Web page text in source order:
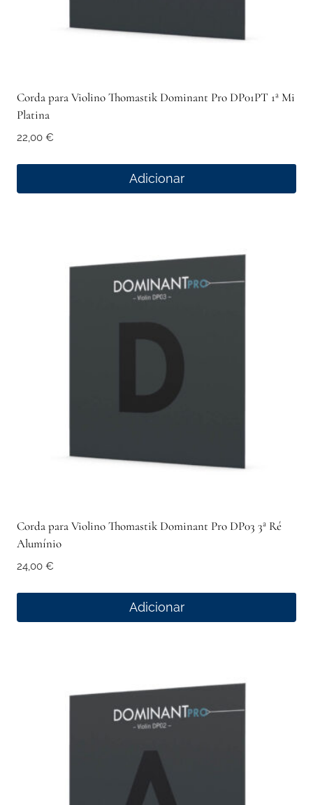
Corda para Violino Thomastik Dominant Pro DP01PT 1ª Mi
Platina
22,00 €
Adicionar
Corda para Violino Thomastik Dominant Pro DP03 3ª Ré
Alumínio
24,00 €
Adicionar